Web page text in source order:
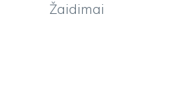
Žaidimai